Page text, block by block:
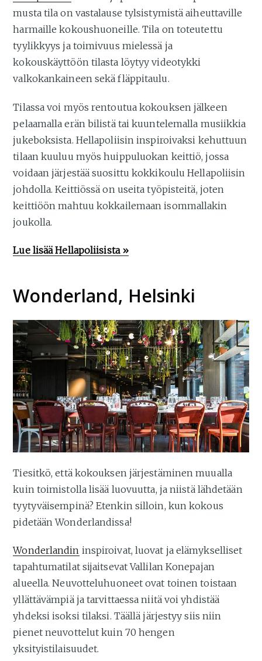
musta tila on vastalause tylsistymistä aiheuttaville
harmaille kokoushuoneille. Tila on toteutettu
tyylikkyys ja toimivuus mielessä ja
kokouskäyttöön tilasta löytyy videotykki
valkokankaineen sekä fläppitaulu.
Tilassa voi myös rentoutua kokouksen jälkeen
pelaamalla erän bilistä tai kuuntelemalla musiikkia
jukeboksista. Hellapoliisin inspiroivaksi kehuttuun
tilaan kuuluu myös huippuluokan keittiö, jossa
voidaan järjestää suosittu kokkikoulu Hellapoliisin
johdolla. Keittiössä on useita työpisteitä, joten
keittiöön mahtuu kokkailemaan isommallakin
joukolla.
Lue lisää Hellapoliisista »
Wonderland, Helsinki
Tiesitkö, että kokouksen järjestäminen muualla
kuin toimistolla lisää luovuutta, ja niistä lähdetään
tyytyväisempinä? Etenkin silloin, kun kokous
pidetään Wonderlandissa!
Wonderlandin inspiroivat, luovat ja elämykselliset
tapahtumatilat sijaitsevat Vallilan Konepajan
alueella. Neuvotteluhuoneet ovat toinen toistaan
yllättävämpiä ja tarvittaessa niitä voi yhdistää
yhdeksi isoksi tilaksi. Täällä järjestyy siis niin
pienet neuvottelut kuin 70 hengen
yksityistilaisuudet.